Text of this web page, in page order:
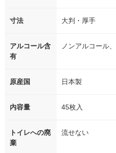
寸法 大判・厚手
アルコール含
有
ノンアルコール
原産国 日本製
内容量 45枚入
トイレへの廃
棄
流せない